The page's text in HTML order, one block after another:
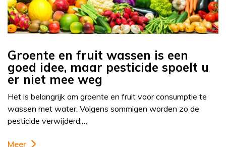
Groente en fruit wassen is een
goed idee, maar pesticide spoelt u
er niet mee weg
Het is belangrijk om groente en fruit voor consumptie te
wassen met water. Volgens sommigen worden zo de
pesticide verwijderd,…
Meer